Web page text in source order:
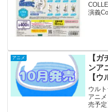
演義
アニメ
【
ンア
【
ウル
アニ
売予